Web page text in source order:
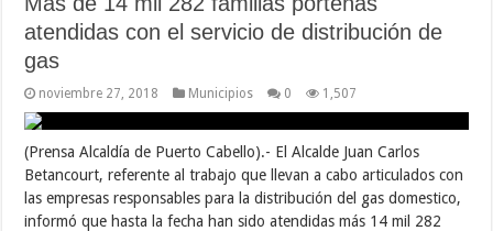
atendidas con el servicio de distribución de
gas
noviembre 27, 2018 Municipios 0 1,507
(Prensa Alcaldía de Puerto Cabello).- El Alcalde Juan Carlos
Betancourt, referente al trabajo que llevan a cabo articulados con
las empresas responsables para la distribución del gas domestico,
informó que hasta la fecha han sido atendidas más 14 mil 282